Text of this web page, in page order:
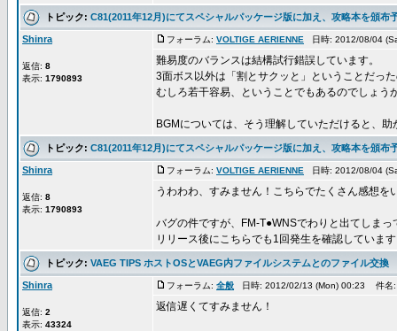
トピック: C81(2011年12月)にてスペシャルパッケージ版に加え、攻略本を頒布
Shinra
返信: 8
表示: 1790893
フォーラム: VOLTIGE AERIENNE 日時: 2012/08/04
難易度のバランスは結構試行錯誤しています。
3面ボス以外は「割とサクッと」ということだっ
むしろ若干容易、ということでもあるのでしょう
BGMについては、そう理解していただけると、助
トピック: C81(2011年12月)にてスペシャルパッケージ版に加え、攻略本を頒布
Shinra
返信: 8
表示: 1790893
フォーラム: VOLTIGE AERIENNE 日時: 2012/08/04
うわわわ、すみません！こちらでたくさん感想を
バグの件ですが、FM-T●WNSでわりと出てしま
リリース後にこちらでも1回発生を確認していま
トピック: VAEG TIPS ホストOSとVAEG内ファイルシステムとのファイル交換
Shinra
返信: 2
表示: 43324
フォーラム: 全般 日時: 2012/02/13 (Mon) 00:23 件
返信遅くてすみません！